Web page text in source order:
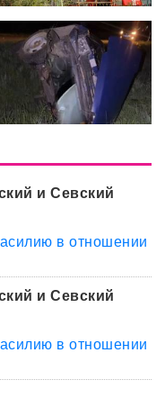
и Севский
в отношении
и Севский
в отношении